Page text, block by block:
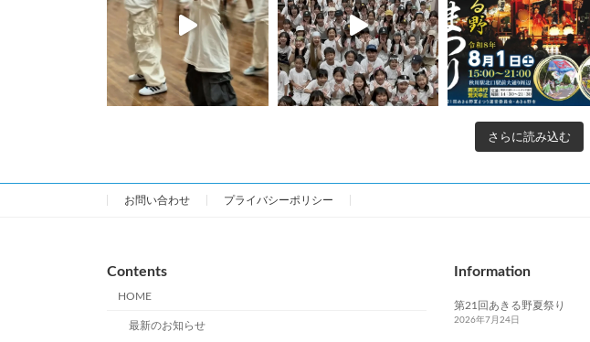
さらに読み込む
お問い合わせ プライバシーポリシー
Contents
HOME
最新のお知らせ
Information
第21回あきる野夏祭り
2026年7月24日